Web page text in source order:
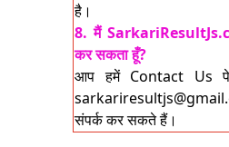
है।
8. मैं
कर सकता हूँ?
आप हमें Contact Us
संपर्क कर सकते हैं।